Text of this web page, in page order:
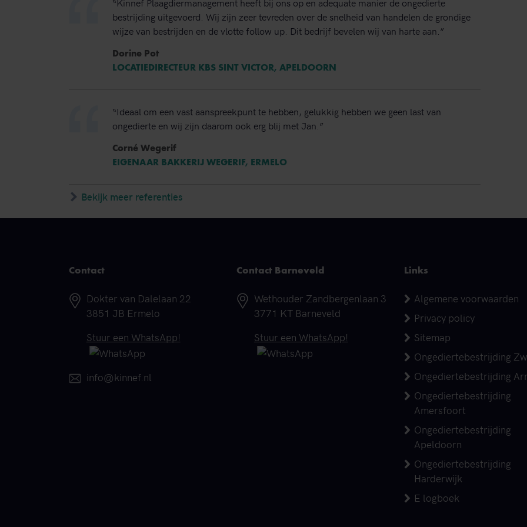
bestrijding uitgevoerd. Wij zijn zeer tevreden over de snelheid van handelen de grondige
wijze van bestrijden en de vlotte follow up. Dit bedrijf bevelen wij van harte aan.”
Dorine Pot
LOCATIEDIRECTEUR KBS SINT VICTOR, APELDOORN
“Ideaal om een vast aanspreekpunt te hebben, gelukkig hebben we geen last van
ongedierte en wij zijn daarom ook erg blij met Jan.”
Corné Wegerif
EIGENAAR BAKKERIJ WEGERIF, ERMELO
Bekijk meer referenties
Contact
Adres
Dokter van Dalelaan 22
3851 JB Ermelo
Telefoonnummer
Stuur een WhatsApp!
E-mail
info@kinnef.nl
Contact Barneveld
Adres
Wethouder Zandbergenlaan 3
3771 KT Barneveld
Telefoonnummer
Stuur een WhatsApp!
Links
Algemene voorwaarden
Privacy policy
Sitemap
Ongediertebestrijding
Ongediertebestrijding
Ongediertebestrijding
Amersfoort
Ongediertebestrijding
Apeldoorn
Ongediertebestrijding
Harderwijk
E logboek